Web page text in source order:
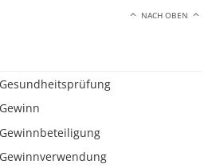
NACH OBEN
Gesundheitsprüfung
Gewinn
Gewinnbeteiligung
Gewinnverwendung